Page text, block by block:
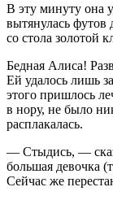
В эту минуту она
вытянулась футов
со стола золотой
Бедная Алиса!
Ей удалось лишь
этого пришлось
в нору, не было
расплакалась.
— Стыдись, —
большая девочка
Сейчас же